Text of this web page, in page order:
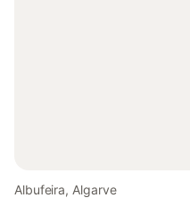
Albufeira, Algarve